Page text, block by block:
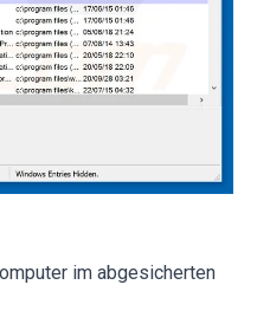
im abgesicherten